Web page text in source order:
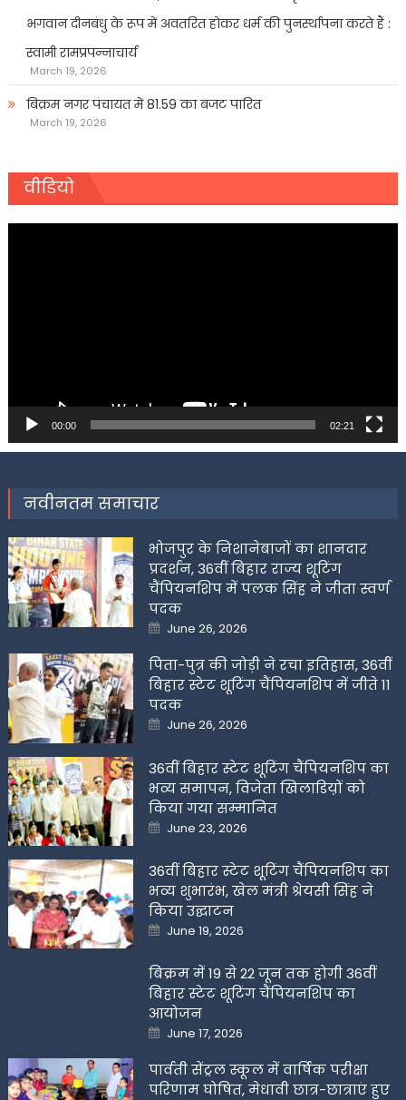
भगवान दीनबंधु के रूप में अवतरित होकर धर्म की पुनर्स्थापना करते हैं :
स्वामी रामप्रपन्नाचार्य
March 19, 2026
बिक्रम नगर पंचायत में 81.59 का बजट पारित
March 19, 2026
वीडियो
00:00 02:21
नवीनतम समाचार
भोजपुर के निशानेबाजों का शानदार
प्रदर्शन, 36वीं बिहार राज्य शूटिंग
चैंपियनशिप में पलक सिंह ने जीता स्वर्ण
पदक
Posted
on
June 26, 2026
पिता-पुत्र की जोड़ी ने रचा इतिहास, 36वीं
बिहार स्टेट शूटिंग चैंपियनशिप में जीते 11
पदक
Posted
on
June 26, 2026
36वीं बिहार स्टेट शूटिंग चैंपियनशिप का
भव्य समापन, विजेता खिलाडिय़ों को
किया गया सम्मानित
Posted
on
June 23, 2026
36वीं बिहार स्टेट शूटिंग चैंपियनशिप का
भव्य शुभारंभ, खेल मंत्री श्रेयसी सिंह ने
किया उद्घाटन
Posted
on
June 19, 2026
बिक्रम में 19 से 22 जून तक होगी 36वीं
बिहार स्टेट शूटिंग चैंपियनशिप का
आयोजन
Posted
on
June 17, 2026
पार्वती सेंट्रल स्कूल में वार्षिक परीक्षा
परिणाम घोषित, मेधावी छात्र-छात्राएं हुए